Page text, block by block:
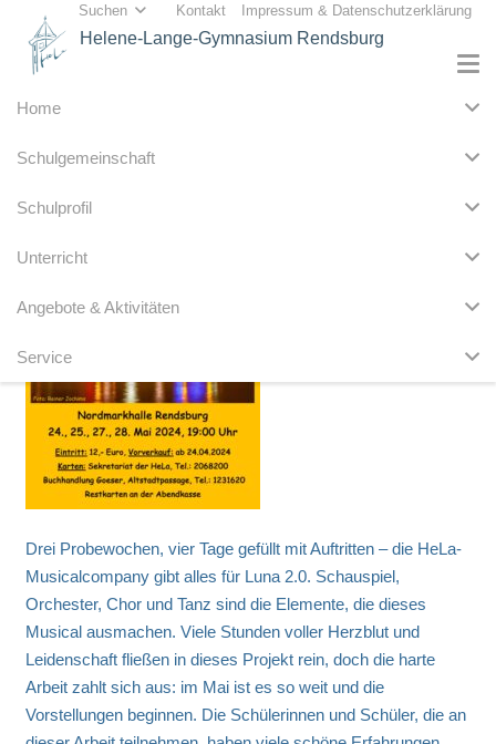
Suchen Kontakt Impressum & Datenschutzerklärung
Helene-Lange-Gymnasium Rendsburg
Home
Schulgemeinschaft
Schulprofil
Unterricht
Angebote & Aktivitäten
Service
Drei Probewochen, vier Tage gefüllt mit Auftritten – die HeLa-
Musicalcompany gibt alles für Luna 2.0. Schauspiel,
Orchester, Chor und Tanz sind die Elemente, die dieses
Musical ausmachen. Viele Stunden voller Herzblut und
Leidenschaft fließen in dieses Projekt rein, doch die harte
Arbeit zahlt sich aus: im Mai ist es so weit und die
Vorstellungen beginnen. Die Schülerinnen und Schüler, die an